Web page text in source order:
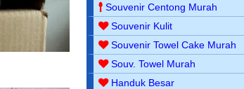
Souvenir Centong Murah
Souvenir Kulit
Souvenir Towel Cake Murah
Souv. Towel Murah
Handuk Besar